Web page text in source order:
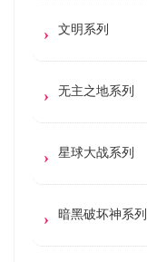
文明系列
无主之地系列
星球大战系列
暗黑破坏神系列